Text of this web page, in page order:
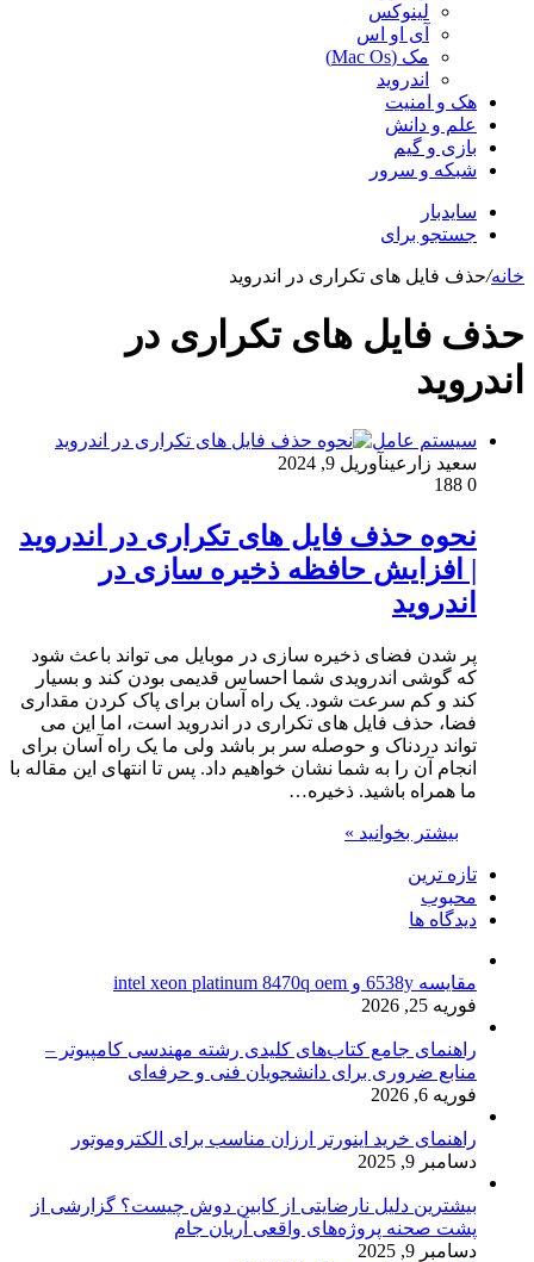
لینوکس
آی او اس
مک (Mac Os)
اندروید
هک و امنیت
علم و دانش
بازی و گیم
شبکه و سرور
سایدبار
جستجو برای
خانه/حذف فایل های تکراری در اندروید
حذف فایل های تکراری در
اندروید
سیستم عامل
سعید زارعینآوریل 9, 2024
0
نحوه حذف فایل های تکراری در اندروید
| افزایش حافظه ذخیره سازی در
اندروید
پر شدن فضای ذخیره سازی در موبایل می تواند باعث شود
که گوشی اندرویدی شما احساس قدیمی بودن کند و بسیار
کند و کم سرعت شود. یک راه آسان برای پاک کردن مقداری
فضا، حذف فایل های تکراری در اندروید است، اما این می
تواند دردناک و حوصله سر بر باشد ولی ما یک راه آسان برای
انجام آن را به شما نشان خواهیم داد. پس تا انتهای این مقاله با
ما همراه باشید. ذخیره…
بیشتر بخوانید »
تازه ترین
محبوب
دیدگاه ها
مقایسه 6538y و intel xeon platinum 8470q oem
فوریه 25, 2026
راهنمای جامع کتاب‌های کلیدی رشته مهندسی کامپیوتر –
منابع ضروری برای دانشجویان فنی و حرفه‌ای
فوریه 6, 2026
راهنمای خرید اینورتر ارزان مناسب برای الکتروموتور
دسامبر 9, 2025
بیشترین دلیل نارضایتی از کابین دوش چیست؟ گزارشی از
پشت صحنه پروژه‌های واقعی آریان جام
دسامبر 9, 2025